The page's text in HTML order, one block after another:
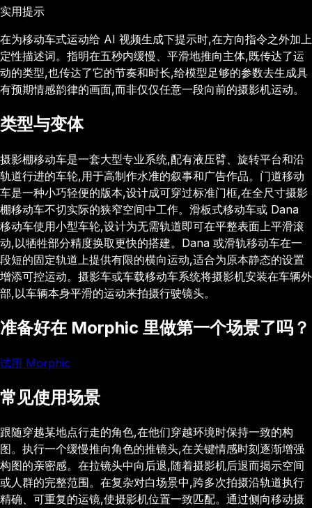
实用提示
在为移动车式运动给 AI 视频生成下提示时,在方向指令之外加上
定性描述词。指明在五秒内缓慢、平滑地推向主体,既传达了运
动的类型,也传达了它的节奏和时长,给模型足够的参数去生成具
有预期情感韵律的画面,而非仅仅任意一段向前的摄影机运动。
类型与变体
摄影棚移动车是一套大型专业系统,配有液压臂、旋转平台和沿
轨道行进的车轮,用于高制作水准的叙事和广告作品。门道移动
车是一种小巧轻便的版本,设计成可穿过标准门框,在全尺寸摄影
棚移动车不切实际的狭窄空间中工作。滑板式移动车或 Dana
移动车使用小型车轮,设计为无需轨道即可在平整表面上平滑滚
动,以牺牲部分精度换取更快的搭建。Dana 或滑轨移动车在一
段短的固定轨道上提供有限的横向运动,适合为原本静态的设置
增添可控运动。摄影车或车载移动车系统将摄影机安装在车辆外
部,以车辆本身平滑的运动来拍摄行驶镜头。
准备好在 Morphic 里做第一个场景了吗？
试用 Morphic
常见使用场景
跟随穿越某地点行走的角色,在他们穿越环境时保持一致的构
图。执行一个缓慢推向角色的推镜头,在关键情感时刻逐渐增强
构图的亲密感。在拉镜头中向后退,随着摄影机后退而揭示空间
或人群的完整范围。在复杂对白场景中,跨多次拍摄沿轨道执行
精确、可重复的运镜,使摄影机位置一致匹配。通过侧向移动摄